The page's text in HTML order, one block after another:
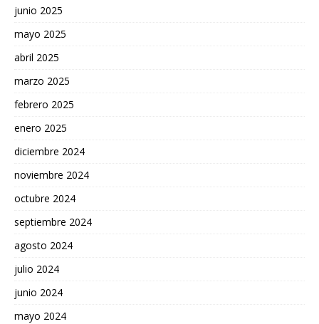
junio 2025
mayo 2025
abril 2025
marzo 2025
febrero 2025
enero 2025
diciembre 2024
noviembre 2024
octubre 2024
septiembre 2024
agosto 2024
julio 2024
junio 2024
mayo 2024